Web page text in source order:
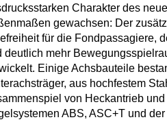
Charakter des
gewachsen: Der
für die Fondpassagiere,
deutlich mehr
Einige Achsbauteile
aus hochfestem
von Heckantrieb
ABS, ASC+T und